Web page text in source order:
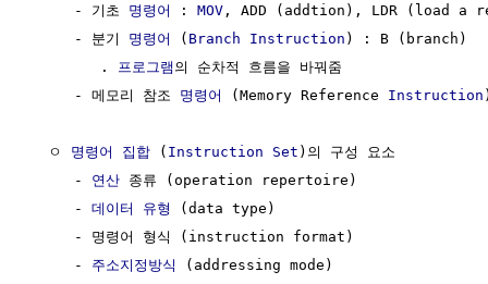
     - 기초
명령어 : MOV , ADD (addtion), LDR (load a
     - 분기
명령어 ( Branch Instruction ) : B (branch)
        .
프로그램 의 순차적 흐름을 바꿔줌
     - 메모리 참조
명령어 (Memory Reference Instruction
  ㅇ
명령어 집합 ( Instruction Set )의 구성 요소
     -
연산 종류 (operation repertoire)
     -
데이터 유형
(data type)
     - 명령어 형식 (instruction format)
     -
주소지정방식 (addressing mode)